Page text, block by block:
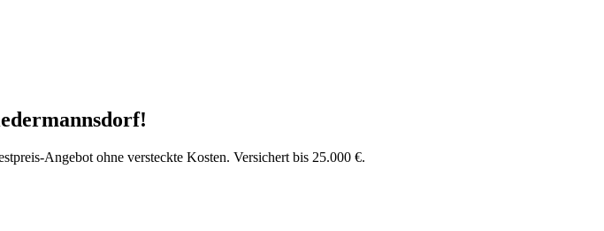
!
Angebot ohne versteckte Kosten. Versichert bis 25.000 €.